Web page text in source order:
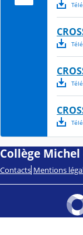
Collège
Contacts Mentions